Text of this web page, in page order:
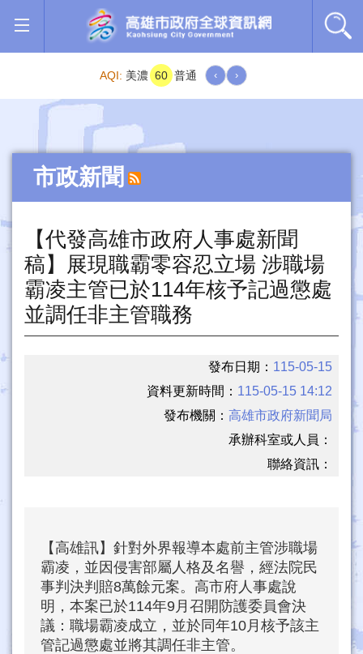
跳到主要內容區塊
AQI: 美濃 60 普通 ‹ ›
市政新聞
【代發高雄市政府人事處新聞
稿】展現職霸零容忍立場 涉職場
霸凌主管已於114年核予記過懲處
並調任非主管職務
發布日期： 115-05-15
資料更新時間： 115-05-15 14:12
發布機關：高雄市政府新聞局
承辦科室或人員：
聯絡資訊：
【高雄訊】針對外界報導本處前主管涉職場
霸凌，並因侵害部屬人格及名譽，經法院民
事判決判賠8萬餘元案。高市府人事處說
明，本案已於114年9月召開防護委員會決
議：職場霸凌成立，並於同年10月核予該主
管記過懲處並將其調任非主管。